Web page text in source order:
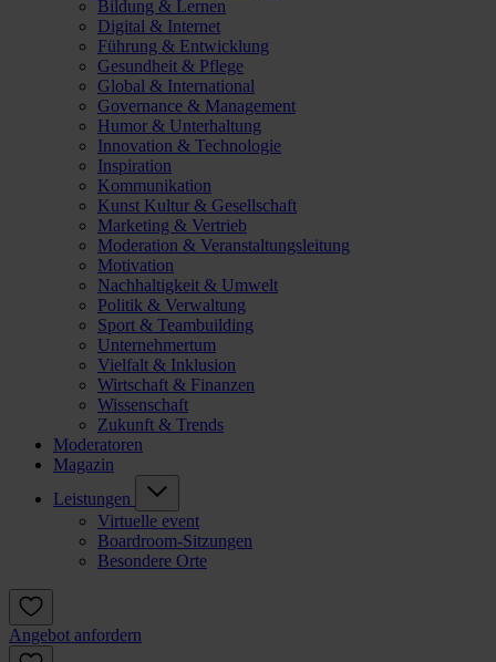
Bildung & Lernen
Digital & Internet
Führung & Entwicklung
Gesundheit & Pflege
Global & International
Governance & Management
Humor & Unterhaltung
Innovation & Technologie
Inspiration
Kommunikation
Kunst Kultur & Gesellschaft
Marketing & Vertrieb
Moderation & Veranstaltungsleitung
Motivation
Nachhaltigkeit & Umwelt
Politik & Verwaltung
Sport & Teambuilding
Unternehmertum
Vielfalt & Inklusion
Wirtschaft & Finanzen
Wissenschaft
Zukunft & Trends
Moderatoren
Magazin
Leistungen
Virtuelle event
Boardroom-Sitzungen
Besondere Orte
Angebot anfordern